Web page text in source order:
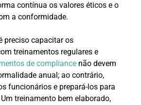
contínua os valores éticos e o
a conformidade.
preciso capacitar os
treinamentos regulares e
de compliancenão devem
anual; ao contrário,
funcionários e prepará-los para
treinamento bem elaborado,